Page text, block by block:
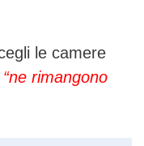
le camere
“ne rimangono